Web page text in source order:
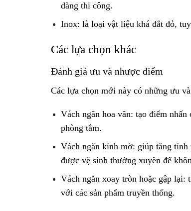
dàng thi công.
Inox: là loại vật liệu khá đắt đỏ,
Các lựa chọn khác
Đánh giá ưu và nhược điểm
Các lựa chọn mới này có những ưu
Vách ngăn hoa văn: tạo điểm
phòng tắm.
Vách ngăn kính mờ: giúp tăng
được vệ sinh thường xuyên để
Vách ngăn xoay tròn hoặc gập
với các sản phẩm truyền thống.